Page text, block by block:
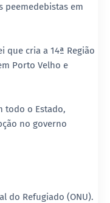
peemedebistas em
que cria a 14ª Região
Porto Velho e
todo o Estado,
no governo
do Refugiado (ONU).